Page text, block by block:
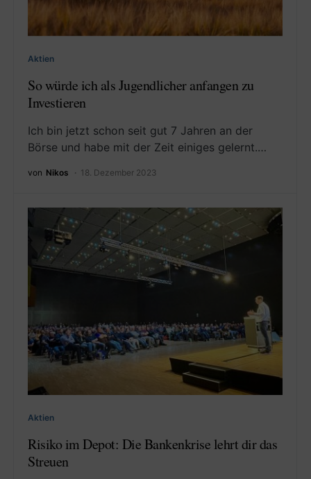
Aktien
So würde ich als Jugendlicher anfangen zu
Investieren
Ich bin jetzt schon seit gut 7 Jahren an der
Börse und habe mit der Zeit einiges gelernt.…
von Nikos 18. Dezember 2023
Aktien
Risiko im Depot: Die Bankenkrise lehrt dir das
Streuen